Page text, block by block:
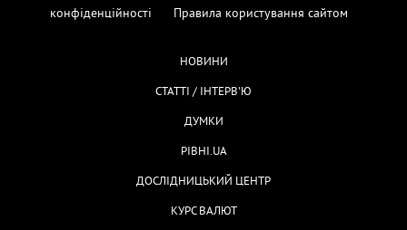
конфіденційності
Правила користування сайтом
НОВИНИ
СТАТТІ / ІНТЕРВ'Ю
ДУМКИ
РІВНІ.UA
ДОСЛІДНИЦЬКИЙ ЦЕНТР
КУРС ВАЛЮТ